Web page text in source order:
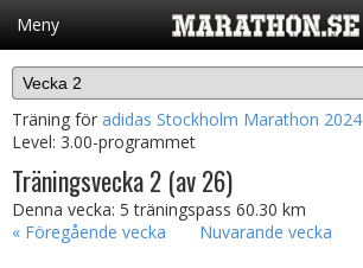
Träning Nyheter
Träningsprogram
Instruktionsvideor
Aktivitetsflödet
Meny
Träning för adidas Stockholm Marathon 2024
Level: 3.00-programmet
Träningsvecka 2 (av 26)
Denna vecka: 5 träningspass 60.30 km
« Föregående vecka
Nuvarande vecka